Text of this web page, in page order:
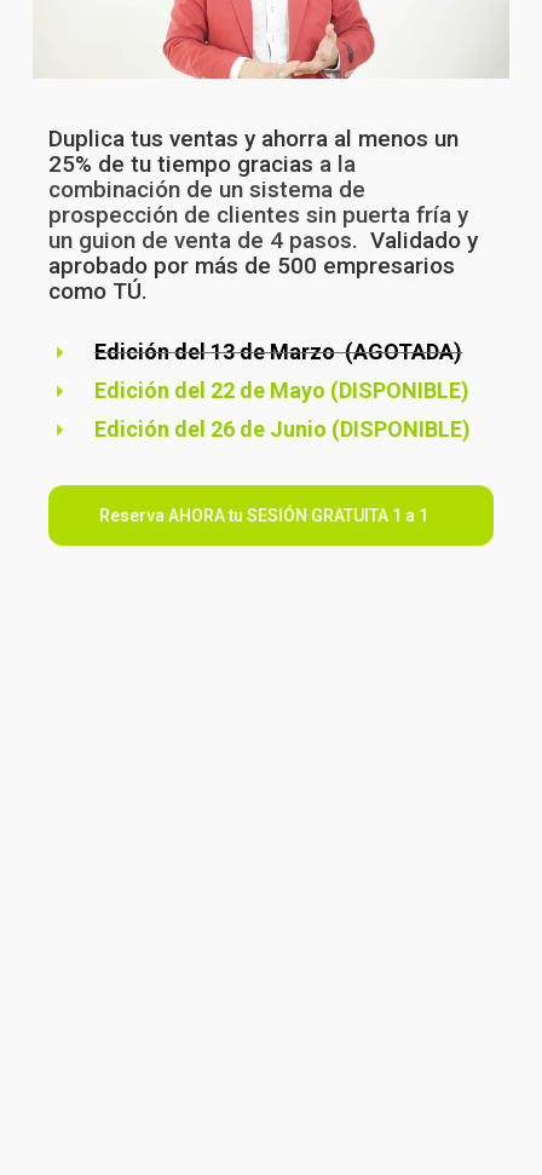
Duplica tus ventas y ahorra al menos un
25% de tu tiempo gracias a la
combinación de un sistema de
prospección de clientes sin puerta fría y
un guion de venta de 4 pasos. Validado y
aprobado por más de 500 empresarios
como TÚ.
Edición del 13 de Marzo (AGOTADA)
Edición del 22 de Mayo (DISPONIBLE)
Edición del 26 de Junio (DISPONIBLE)
Reserva AHORA tu SESIÓN GRATUITA 1 a 1